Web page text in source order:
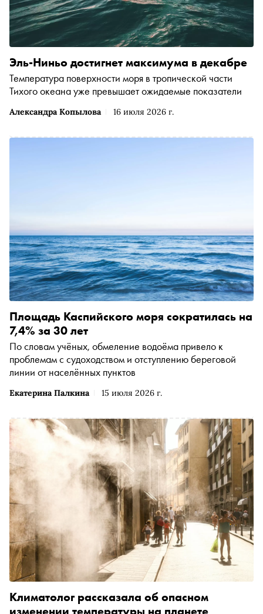
Александра Копылова 16 июля 2026 г.
Эль-Ниньо достигнет максимума в декабре
Температура поверхности моря в тропической части
Тихого океана уже превышает ожидаемые показатели
Екатерина Палкина 15 июля 2026 г.
Площадь Каспийского моря сократилась на
7,4% за 30 лет
По словам учёных, обмеление водоёма привело к
проблемам с судоходством и отступлению береговой
линии от населённых пунктов
Климатолог рассказала об опасном